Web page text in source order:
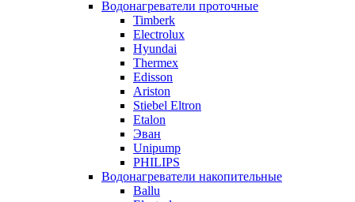
Водонагреватели проточные
Timberk
Electrolux
Hyundai
Thermex
Edisson
Ariston
Stiebel Eltron
Etalon
Эван
Unipump
PHILIPS
Водонагреватели накопительные
Ballu